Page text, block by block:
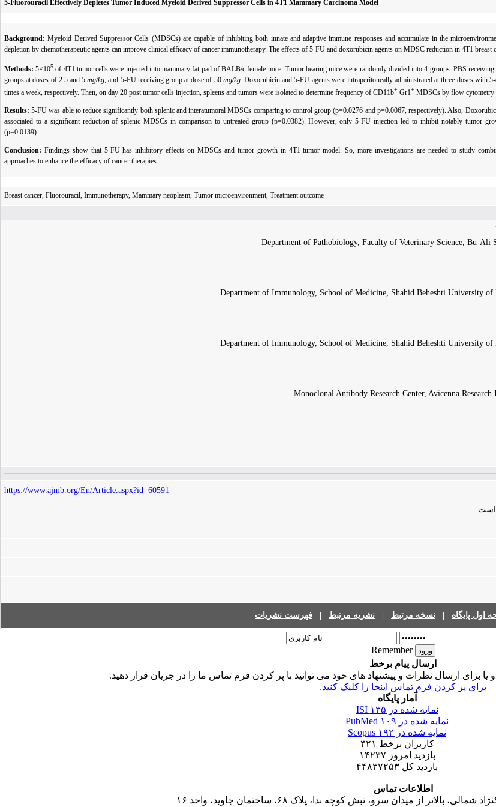
5-Fluorouracil Effectively Depletes Tumor Induced Myeloid Derived Suppressor Cells in 4T1 Mammary Carcinoma Model
Background: Myeloid Derived Suppressor Cells (MDSCs) are capable of inhibiting both innate and adaptive immune responses and accumulate in the
depletion by chemotherapeutic agents can improve clinical efficacy of cancer immunotherapy. The effects of 5-FU and doxorubicin agents on MDSC reduction in 4T1 breast
Methods: 5×105 of 4T1 tumor cells were injected into mammary fat pad of BALB/c female mice. Tumor bearing mice were randomly divided into 4 groups: PBS
groups at doses of 2.5 and 5mg/kg, and 5-FU receiving group at dose of 50 mg/kg. Doxorubicin and 5-FU agents were intraperitoneally administrated at three doses with
times a week, respectively. Then, on day 20 post tumor cells injection, spleens and tumors were isolated to determine frequency of CD11b+ Gr1+ MDSCs by flow cytometry
Results: 5-FU was able to reduce significantly both splenic and interatumoral MDSCs comparing to control group (p=0.0276 and p=0.0067, respectively). Also,
associated to a significant reduction of splenic MDSCs in comparison to untreated group (p=0.0382). However, only 5-FU injection led to inhibit notably tumor
(p=0.0139).
Conclusion: Findings show that 5-FU has inhibitory effects on MDSCs and tumor growth in 4T1 tumor model. So, more investigations are needed to study
approaches to enhance the efficacy of cancer therapies.
Breast cancer, Fluorouracil, Immunotherapy, Mammary neoplasm, Tumor microenvironment, Treatment outcome
Department of Pathobiology, Faculty of Veterinary Science, Bu-Ali
Department of Immunology, School of Medicine, Shahid Beheshti University of
Department of Immunology, School of Medicine, Shahid Beheshti University of
Monoclonal Antibody Research Center, Avicenna
https://www.ajmb.org/En/Article.aspx?id=60591
است
اول پایگاه نسخه مرتبط نشریه مرتبط فهرست نشریات
Remember
ارسال پیام برخط
برای ارسال نظرات و پیشنهاد های خود می توانید با پر کردن فرم تماس ما را در جریان قرار دهید.
برای پر کردن فرم تماس اینجا را کلیک کنید.
آمار پایگاه
نمایه شده در ISI ۱۳۵
نمایه شده در PubMed ۱۰۹
نمایه شده در Scopus ۱۹۲
کاربران برخط ۴۲۱
بازدید امروز ۱۴۲۳۷
بازدید کل ۴۴۸۳۷۲۵۳
اطلاعات تماس
بالاتر از میدان سرو، نبش کوچه ندا، پلاک ۶۸، ساختمان جاوید، واحد ۱۶